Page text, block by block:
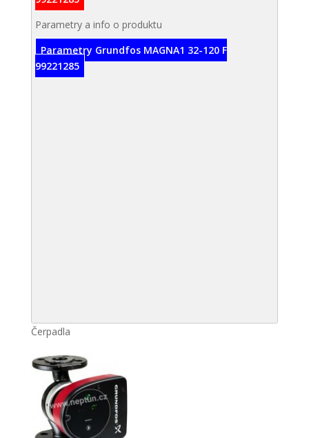
Parametry a info o produktu
Parametry Grundfos MAGNA1 32-120 F
99221285
Čerpadla